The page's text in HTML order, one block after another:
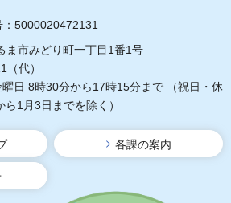
：5000020472131
市みどり町一丁目1番1号
代）
日 8時30分から17時15分まで
（祝日・休
1月3日までを除く）
各課の案内